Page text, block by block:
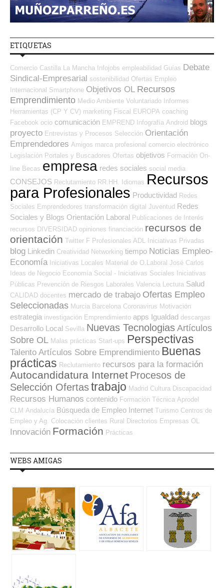
ETIQUETAS
Comercio Castilla La Mancha Infojobs empleabilidad Guías Debate
Sindical-Empresarial sostenibilidad Ofertas Empleo
Internacional Smartphone Objetivos OL Recursos
Emprendimiento Medio Ambiente Voluntariado Informes
Herramientas (CP Y CV) marketing Fiscal EUROPA coaching
Facebook ocio comunicación EMPREND Infografía Android blogs
proyecto Entrevistas y Procesos Selección Orientación
Emprendedores Amigos marca profesional comercio electrónico
Legislación Portales y Buscadores Ofertas objetivos Formación On-
line Becas empresa redes sociales social media
CONSEJOS Reclutamiento RR.HH. Idiomas Recursos
para Profesionales Productividad Redes
Sociales Emprendedores transformación digital Juventud Redes
Sociales y Blogs Orientación Laboral Publicaciones de Interés
recursos DIVERSIDAD opiniones financiación recursos de
orientación Twitter F Profesionales ADL Iniciativas Privadas
blog Linkedin Creatividad Networking tiempo Noticias Empleo-
Economía Iniciativas Locales Material de O.Laboral José Carlos
Ideas de Negocio Economía Social - Iniciativas Sociales
Iniciativas
Públicas Prevención de Riesgos Laborales Valencia Lectura Salud
CALIDAD docentes mercado de trabajo Ofertas Empleo
Seleccionadas Murcia Barcelona Coronavirus Motivación
estrategia investigación Emprendimiento apps Igualdad descargas
Desarrollo Local Sevilla Nuevas Tecnologias Artículos
Sobre OL Malas prácticas Start-ups Perspectivas
Talento Artículos Sobre Emprendimiento Buenas
prácticas Reclutamiento recursos para la formación
Autocandidatura Internet Procesos de
Selección Ofertastrabajo Madrid Cultura Discapacidad
Recursos Humanos contenido Formación Técnica Aprodel
CLM Andalucía Búsqueda de Empleo Internet Turismo Centros de
Empleo y Ag. Colocación clientes Rural Directorios Empresas OL
Innovación Formación Prácticas
WEBS AMIGAS